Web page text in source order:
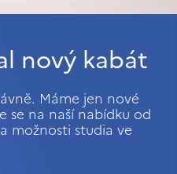
nový kabát
Máme jen nové
se na naší nabídku od
možnosti studia ve